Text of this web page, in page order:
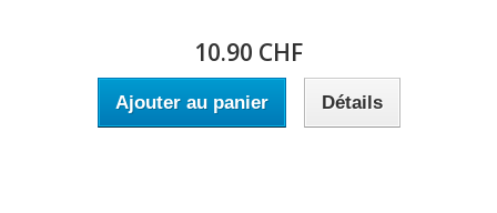
10.90 CHF
Ajouter au panier Détails